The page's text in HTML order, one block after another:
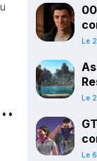
le
Le
Le
ce
Le